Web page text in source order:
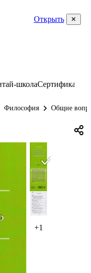
Открыть
школаСертификаты
Философия Общие
+1